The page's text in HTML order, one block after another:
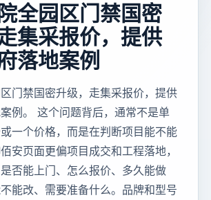
全园区门禁国密
集采报价，提供
落地案例
门禁国密升级，走集采报价，提供
例。 这个问题背后，通常不是单
一个价格，而是在判断项目能不能
安页面更偏项目成交和工程落地，
否能上门、怎么报价、多久能做
能改、需要准备什么。品牌和型号